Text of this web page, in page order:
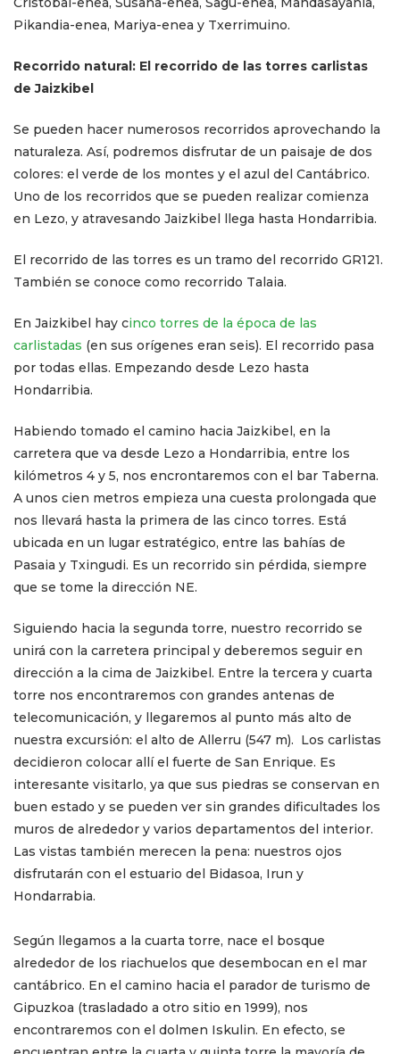
Pikandia-enea, Mariya-enea y Txerrimuino.
Recorrido natural: El recorrido de las torres carlistas
de Jaizkibel
Se pueden hacer numerosos recorridos aprovechando la
naturaleza. Así, podremos disfrutar de un paisaje de dos
colores: el verde de los montes y el azul del Cantábrico.
Uno de los recorridos que se pueden realizar comienza
en Lezo, y atravesando Jaizkibel llega hasta Hondarribia.
El recorrido de las torres es un tramo del recorrido GR121.
También se conoce como recorrido Talaia.
En Jaizkibel hay cinco torres de la época de las
carlistadas (en sus orígenes eran seis). El recorrido pasa
por todas ellas. Empezando desde Lezo hasta
Hondarribia.
Habiendo tomado el camino hacia Jaizkibel, en la
carretera que va desde Lezo a Hondarribia, entre los
kilómetros 4 y 5, nos encrontaremos con el bar Taberna.
A unos cien metros empieza una cuesta prolongada que
nos llevará hasta la primera de las cinco torres. Está
ubicada en un lugar estratégico, entre las bahías de
Pasaia y Txingudi. Es un recorrido sin pérdida, siempre
que se tome la dirección NE.
Siguiendo hacia la segunda torre, nuestro recorrido se
unirá con la carretera principal y deberemos seguir en
dirección a la cima de Jaizkibel. Entre la tercera y cuarta
torre nos encontraremos con grandes antenas de
telecomunicación, y llegaremos al punto más alto de
nuestra excursión: el alto de Allerru (547 m). Los carlistas
decidieron colocar allí el fuerte de San Enrique. Es
interesante visitarlo, ya que sus piedras se conservan en
buen estado y se pueden ver sin grandes dificultades los
muros de alrededor y varios departamentos del interior.
Las vistas también merecen la pena: nuestros ojos
disfrutarán con el estuario del Bidasoa, Irun y
Hondarrabia.
Según llegamos a la cuarta torre, nace el bosque
alrededor de los riachuelos que desembocan en el mar
cantábrico. En el camino hacia el parador de turismo de
Gipuzkoa (trasladado a otro sitio en 1999), nos
encontraremos con el dolmen Iskulin. En efecto, se